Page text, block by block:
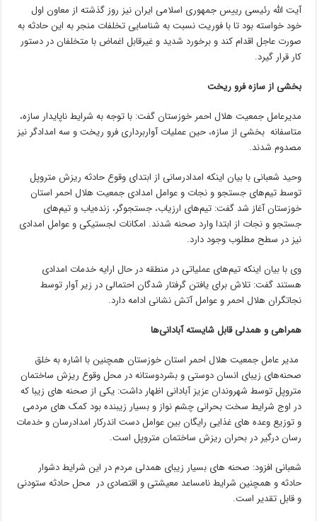
آیت الله رئیسی رییس جمهوری اسلامی ایران نیز روز گذشته از معاون اول
خود خواسته بود تا با فوریت نسبت به شناسایی تخلفات منجر به این حادثه به
صورت عاجل اقدام کند و برخورد شدید و غیرقابل اغماض با متخلفان در دستور
کار قرار گیرد.
بخشی از سازه فرو ریخت
مدیرعامل جمعیت هلال احمر خوزستان گفت: با توجه به شرایط ناپایدار سازه،
متاسفانه بخشی از سازه، حین عملیات آواربرداری فرو ریخت و سه امدادگر نیز
مصدوم شدند.
وحید شعبانی با بیان اینکه امدادرسانی از ابتدای وقوع حادثه ریزش متروپل
توسط تیم‌های جستجو و نجات و عوامل امدادی جمعیت هلال احمر استان
خوزستان آغاز شد گفت: تیم‌های ارزیاب، جستجوگر، زنده‌یاب و تیم‌های
جستجو و نجات از ابتدا وارد صحنه شدند. امکانات لجستیکی و عوامل امدادی
نیز در سطح مطلوب وجود دارد.
وی با بیان اینکه تیم‌های عملیاتی در منطقه در حال ارایه خدمات امدادی
هستند گفت: تلاش برای یافتن گرفتار شدگان احتمالی در زیر آوار توسط
نجاتگران هلال احمر و عوامل آتش نشانی ادامه دارد.
همراهی و همدلی قابل شایسته آبادانی‌ها
مدیر عامل جمعیت هلال احمر استان خوزستان همچنین با اشاره به خلق
صحنه‌های زیبای انسان دوستی و بشردوستانه در محل وقوع ریزش ساختمان
متروپل توسط شهروندان عزیز آبادانی اظهار داشت: یکی از صحنه های زیبا که
در اوج شرایط سخت بحرانی چشم نواز و بسیار زیبنده بود کمک های مردمی
و توزیع وعده های غذایی رایگان بین عوامل دست اندرکار امدادرسان و خدمات
رسان درگیر در بحران ریزش ساختمان متروپل است.
شعبانی افزود: صحنه های بسیار زیبای همدلی مردم در این شرایط دشوار
حادثه و همچنین شرایط نامساعد معیشتی و اقتصادی در محل حادثه ستودنی
و قابل تقدیر است.